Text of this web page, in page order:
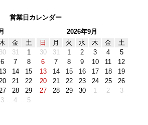
営業日カレンダー
金
土
30 31
1
6 7
8
13 14
15
21
22
28
29
3 4 5
2026年9月
日
月 火 水 木 金
土
30
31 1 2 3 4
5
6
7 8 9 10 11
12
13
14 15 16 17 18
19
20
21 22 23 24 25
26
27
28 29 30 1 2 3